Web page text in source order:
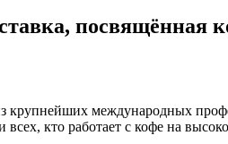
посвящённая
международных
всех, кто работает с кофе на